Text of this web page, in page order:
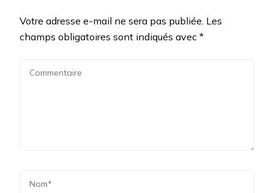
Votre adresse e-mail ne sera pas publiée. Les
champs obligatoires sont indiqués avec *